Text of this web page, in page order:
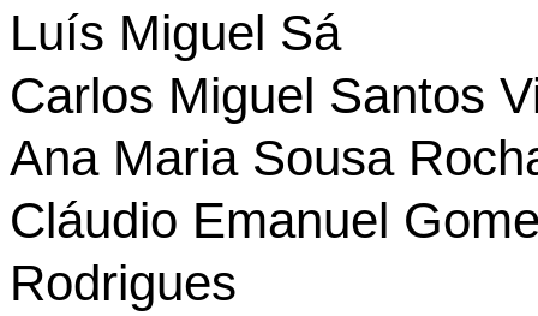
Luís Miguel Sá
Carlos Miguel Santos
Ana Maria Sousa
Cláudio Emanuel
Rodrigues